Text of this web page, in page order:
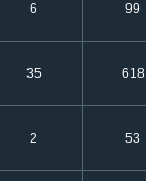
6 99
35 618
2 53